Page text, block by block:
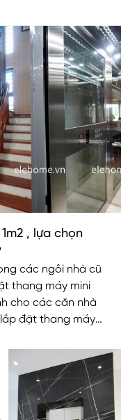
, lựa chọn
các ngôi nhà cũ
thang máy mini
cho các căn nhà
đặt thang máy
nhà.